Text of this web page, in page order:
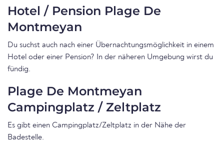
Hotel / Pension Plage De
Montmeyan
Du suchst auch nach einer Übernachtungsmöglichkeit in einem
Hotel oder einer Pension? In der näheren Umgebung wirst du
fündig.
Plage De Montmeyan
Campingplatz / Zeltplatz
Es gibt einen Campingplatz/Zeltplatz in der Nähe der
Badestelle.